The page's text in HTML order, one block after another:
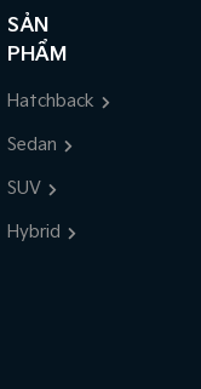
SẢN
PHẨM
Hatchback
Sedan
SUV
Hybrid